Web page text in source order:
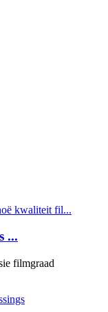
...
filmgraad